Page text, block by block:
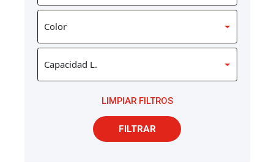
LIMPIAR FILTROS
FILTRAR